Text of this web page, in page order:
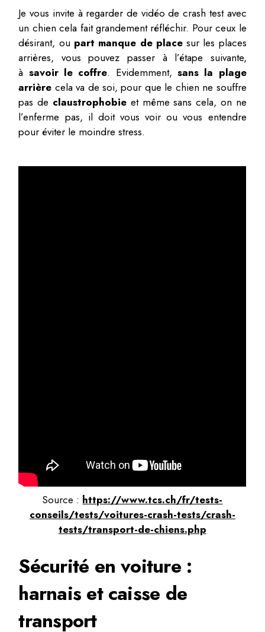
Je vous invite à regarder de vidéo de crash test avec
un chien cela fait grandement réfléchir. Pour ceux le
désirant, ou part manque de placesur les places
arrières, vous pouvez passer à l’étape suivante,
à savoir le coffre. Evidemment, sans la plage
arrière cela va de soi, pour que le chien ne souffre
pas de claustrophobieet même sans cela, on ne
l’enferme pas, il doit vous voir ou vous entendre
pour éviter le moindre stress.
Source : https://www.tcs.ch/fr/tests-
conseils/tests/voitures-crash-tests/crash-
tests/transport-de-chiens.php
Sécurité en voiture :
harnais et caisse de
transport